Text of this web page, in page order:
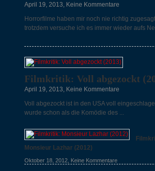
April 19, 2013, Keine Kommentare
Horrorfilme haben mir noch nie richtig zugesagt,
trotzdem versuche ich es immer wieder aufs
Filmkritik: Voll abgezockt
April 19, 2013, Keine Kommentare
Voll abgezockt ist in den USA voll
wurde schon als die Komödie des ...
Monsieur Lazhar (2012)
Oktober 18, 2012, Keine Kommentare